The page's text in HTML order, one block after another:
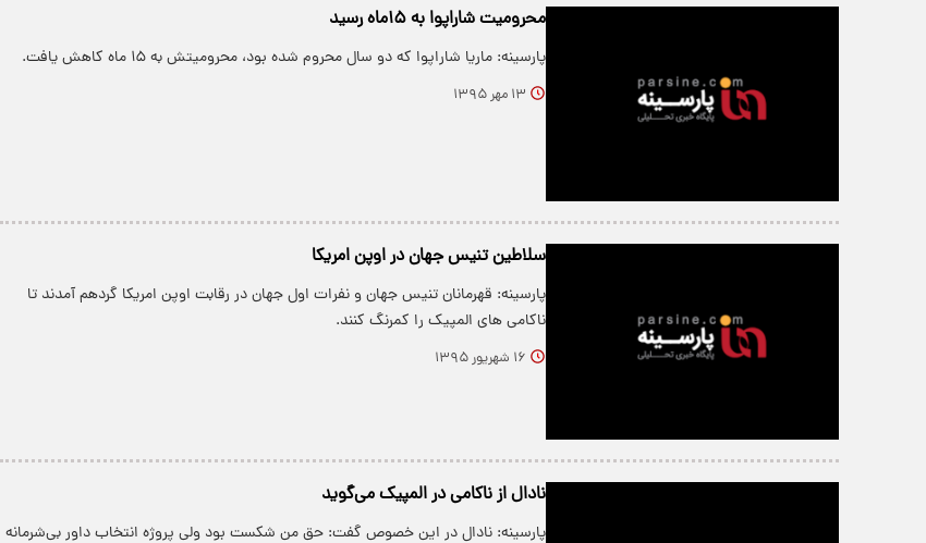
محرومیت شاراپوا به ۱۵ماه رسید
پارسینه: ماریا شاراپوا که دو سال محروم شده بود، محرومیتش به ۱۵ ماه کاهش یافت.
۱۳ مهر ۱۳۹۵
سلاطین تنیس جهان در اوپن امریکا
پارسینه: قهرمانان تنیس جهان و نفرات اول جهان در رقابت اوپن امریکا گردهم آمدند تا
ناکامی های المپیک را کمرنگ کنند.
۱۶ شهریور ۱۳۹۵
نادال از ناکامی در المپیک می‌گوید
پارسینه: نادال در این خصوص گفت: حق من شکست بود ولی پروژه انتخاب داور بی‌شرمانه